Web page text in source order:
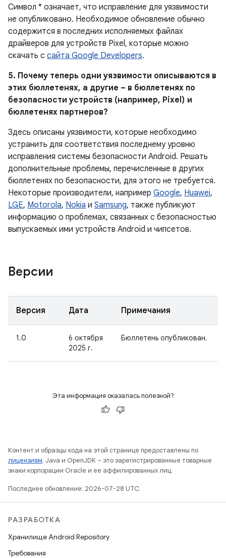
Символ * означает, что исправление для уязвимости
не опубликовано. Необходимое обновление обычно
содержится в последних исполняемых файлах
драйверов для устройств Pixel, которые можно
скачать с сайта Google Developers.
5. Почему теперь одни уязвимости описываются в
этих бюллетенях, а другие – в бюллетенях по
безопасности устройств (например, Pixel) и
бюллетенях партнеров?
Здесь описаны уязвимости, которые необходимо
устранить для соответствия последнему уровню
исправления системы безопасности Android. Решать
дополнительные проблемы, перечисленные в других
бюллетенях по безопасности, для этого не требуется.
Некоторые производители, например Google, Huawei,
LGE, Motorola, Nokia и Samsung, также публикуют
информацию о проблемах, связанных с безопасностью
выпускаемых ими устройств Android и чипсетов.
Версии
Версия Дата Примечания
1.0
6 октября
2025 г.
Бюллетень опубликован.
Эта информация оказалась полезной?
Контент и образцы кода на этой странице предоставлены по
лицензиям. Java и OpenJDK – это зарегистрированные товарные
знаки корпорации Oracle и ее аффилированных лиц.
Последнее обновление: 2026-07-28 UTC.
РАЗРАБОТКА
Хранилище Android Repository
Требования